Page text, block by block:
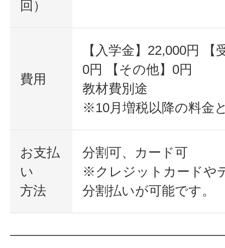
回）
費用
【入学金】22,000円 【
0円 【その他】0円
教材費別途
※10月増税以降の料金
お支払
い
方法
分割可、カード可
※クレジットカードや
分割払いが可能です。